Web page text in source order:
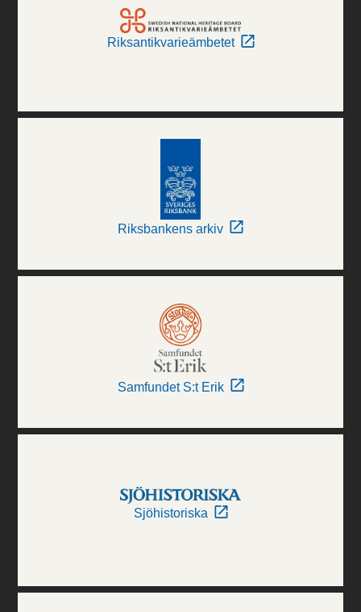
Riksantikvarieämbetet
Riksbankens arkiv
Samfundet S:t Erik
Sjöhistoriska